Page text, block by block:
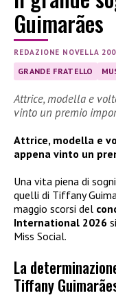
Guimarães
REDAZIONE NOVELLA
GRANDE FRATELLO
Attrice, modella e
vinto un premio
Attrice, modella e
appena vinto un
Una vita piena di
quelli di Tiffany
maggio scorsi del
International 2026
Miss Social.
La
Tiffany